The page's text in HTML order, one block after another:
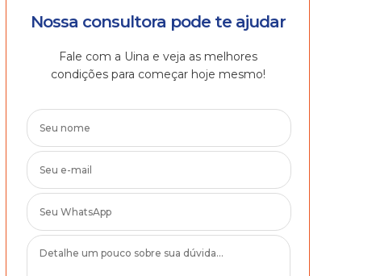
Nossa consultora pode te ajudar
Fale com a Uina e veja as melhores
condições para começar hoje mesmo!